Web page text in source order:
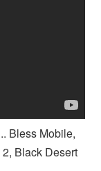
Mobile,
Black Desert